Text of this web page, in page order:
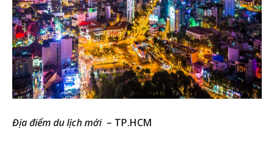
Địa điểm du lịch mới– TP.HCM